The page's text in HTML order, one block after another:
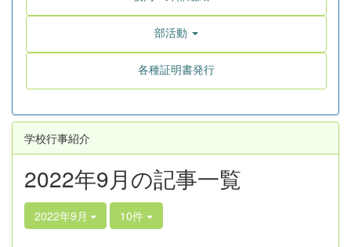
部活動
各種証明書発行
学校行事紹介
2022年9月の記事一覧
2022年9月 10件